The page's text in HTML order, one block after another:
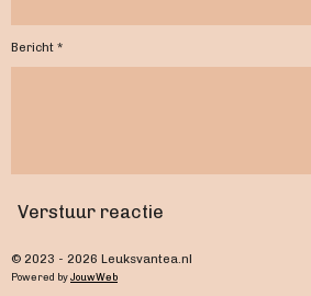
Bericht *
Verstuur reactie
© 2023 - 2026 Leuksvantea.nl
Powered byJouwWeb